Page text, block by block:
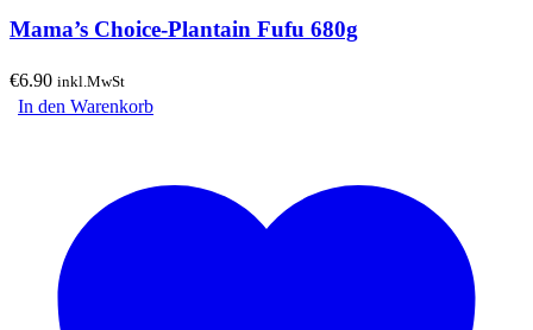
Mama’s Choice-Plantain Fufu 680g
€6.90 inkl.MwSt
In den Warenkorb